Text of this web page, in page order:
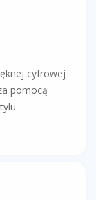
cyfrowej
pomocą